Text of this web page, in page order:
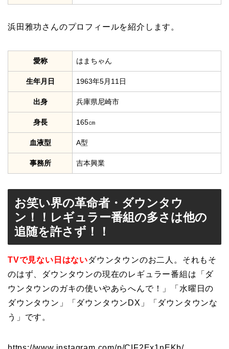
浜田雅功さんのプロフィールを紹介します。
愛称 はまちゃん
生年月日 1963年5月11日
出身 兵庫県尼崎市
身長 165㎝
血液型 A型
事務所 吉本興業
お笑い界の革命者・ダウンタウ
ン！！レギュラー番組の多さは他の
追随を許さず！！
TVで見ない日はないダウンタウンのお二人。それもそ
のはず、ダウンタウンの現在のレギュラー番組は「ダ
ウンタウンのガキの使いやあらへんで！」「水曜日の
ダウンタウン」「ダウンタウンDX」「ダウンタウンな
う」です。